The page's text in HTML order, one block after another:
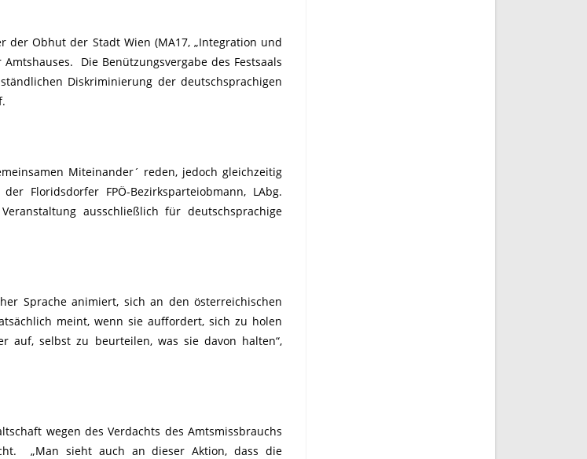
der Obhut der Stadt Wien (MA17, „Integration und
Die Benützungsvergabe des Festsaals
Diskriminierung der deutschsprachigen
Miteinander´ reden, jedoch gleichzeitig
Floridsdorfer FPÖ-Bezirksparteiobmann, LAbg.
ausschließlich für deutschsprachige
Sprache animiert, sich an den österreichischen
meint, wenn sie auffordert, sich zu holen
auf, selbst zu beurteilen, was sie davon halten“,
wegen des Verdachts des Amtsmissbrauchs
„Man sieht auch an dieser Aktion, dass die